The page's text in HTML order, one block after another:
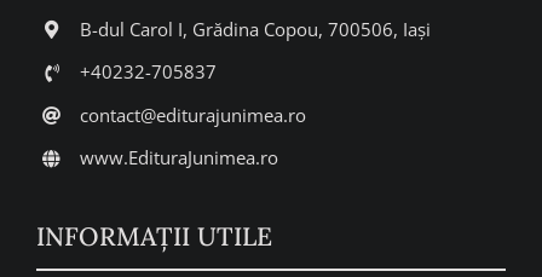
B-dul Carol I, Grădina Copou, 700506, Iași
+40232-705837
contact@editurajunimea.ro
www.EdituraJunimea.ro
INFORMAŢII UTILE